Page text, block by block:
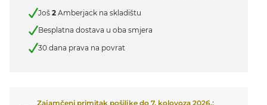
Još 2 Amberjack na skladištu
Besplatna dostava u oba smjera
30 dana prava na povrat
Zajamčeni primitak pošiljke do 7. kolovoza 2026.: